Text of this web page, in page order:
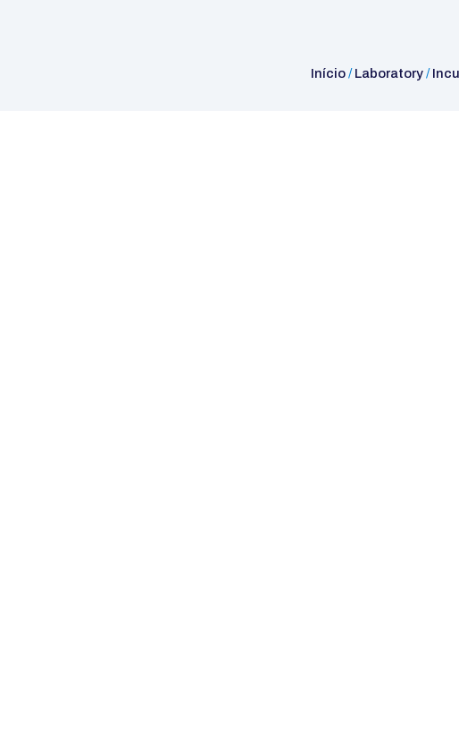
Início/Laboratory/